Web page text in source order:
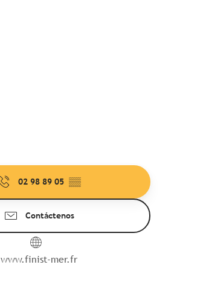
02 98 89 05 ▒▒
Contáctenos
www.finist-mer.fr